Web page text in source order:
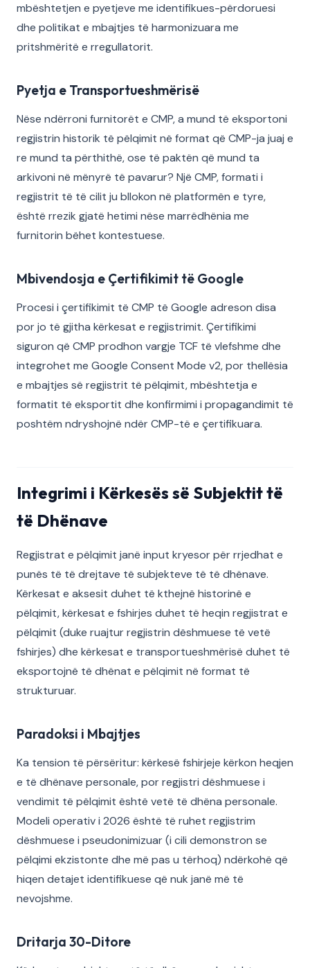
mbështetjen e pyetjeve me identifikues-përdoruesi
dhe politikat e mbajtjes të harmonizuara me
pritshmëritë e rregullatorit.
Pyetja e Transportueshmërisë
Nëse ndërroni furnitorët e CMP, a mund të eksportoni
regjistrin historik të pëlqimit në format që CMP-ja juaj e
re mund ta përthithë, ose të paktën që mund ta
arkivoni në mënyrë të pavarur? Një CMP, formati i
regjistrit të të cilit ju bllokon në platformën e tyre,
është rrezik gjatë hetimi nëse marrëdhënia me
furnitorin bëhet kontestuese.
Mbivendosja e Çertifikimit të Google
Procesi i çertifikimit të CMP të Google adreson disa
por jo të gjitha kërkesat e regjistrimit. Çertifikimi
siguron që CMP prodhon vargje TCF të vlefshme dhe
integrohet me Google Consent Mode v2, por thellësia
e mbajtjes së regjistrit të pëlqimit, mbështetja e
formatit të eksportit dhe konfirmimi i propagandimit të
poshtëm ndryshojnë ndër CMP-të e çertifikuara.
Integrimi i Kërkesës së Subjektit të
të Dhënave
Regjistrat e pëlqimit janë input kryesor për rrjedhat e
punës të të drejtave të subjekteve të të dhënave.
Kërkesat e aksesit duhet të kthejnë historinë e
pëlqimit, kërkesat e fshirjes duhet të heqin regjistrat e
pëlqimit (duke ruajtur regjistrin dëshmuese të vetë
fshirjes) dhe kërkesat e transportueshmërisë duhet të
eksportojnë të dhënat e pëlqimit në format të
strukturuar.
Paradoksi i Mbajtjes
Ka tension të përsëritur: kërkesë fshirjeje kërkon heqjen
e të dhënave personale, por regjistri dëshmuese i
vendimit të pëlqimit është vetë të dhëna personale.
Modeli operativ i 2026 është të ruhet regjistrim
dëshmuese i pseudonimizuar (i cili demonstron se
pëlqimi ekzistonte dhe më pas u tërhoq) ndërkohë që
hiqen detajet identifikuese që nuk janë më të
nevojshme.
Dritarja 30-Ditore